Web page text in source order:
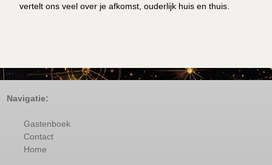
vertelt ons veel over je afkomst, ouderlijk huis en thuis.
Navigatie:
Gastenboek
Contact
Home